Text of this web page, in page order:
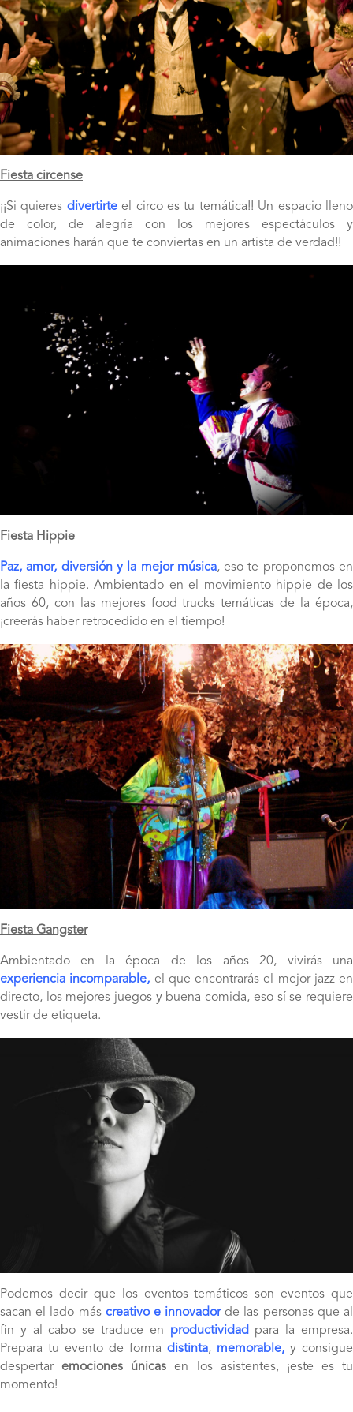
Fiesta circense
¡¡Si quieres divertirteel circo es tu temática!! Un espacio lleno
de color, de alegría con los mejores espectáculos y
animaciones harán que te conviertas en un artista de verdad!!
Fiesta Hippie
Paz, amor, diversión y la mejor música, eso te proponemos en
la fiesta hippie. Ambientado en el movimiento hippie de los
años 60, con las mejores food trucks temáticas de la época,
¡creerás haber retrocedido en el tiempo!
Fiesta Gangster
Ambientado en la época de los años 20, vivirás una
experiencia incomparable, el que encontrarás el mejor jazz en
directo, los mejores juegos y buena comida, eso sí se requiere
vestir de etiqueta.
Podemos decir que los eventos temáticos son eventos que
sacan el lado más creativo e innovadorde las personas que al
fin y al cabo se traduce en productividadpara la empresa.
Prepara tu evento de forma distinta, memorable, y consigue
despertaremociones únicas en los asistentes, ¡este es tu
momento!